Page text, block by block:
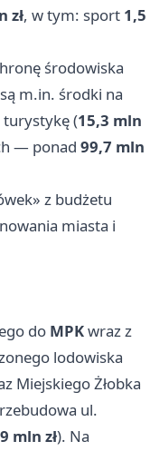
zł, w tym: sport 1,5
środowiska
m.in. środki na
turystykę (15,3 mln
— ponad 99,7 mln
z budżetu
miasta i
do MPKwraz z
lodowiska
Miejskiego Żłobka
ul.
mln zł). Na